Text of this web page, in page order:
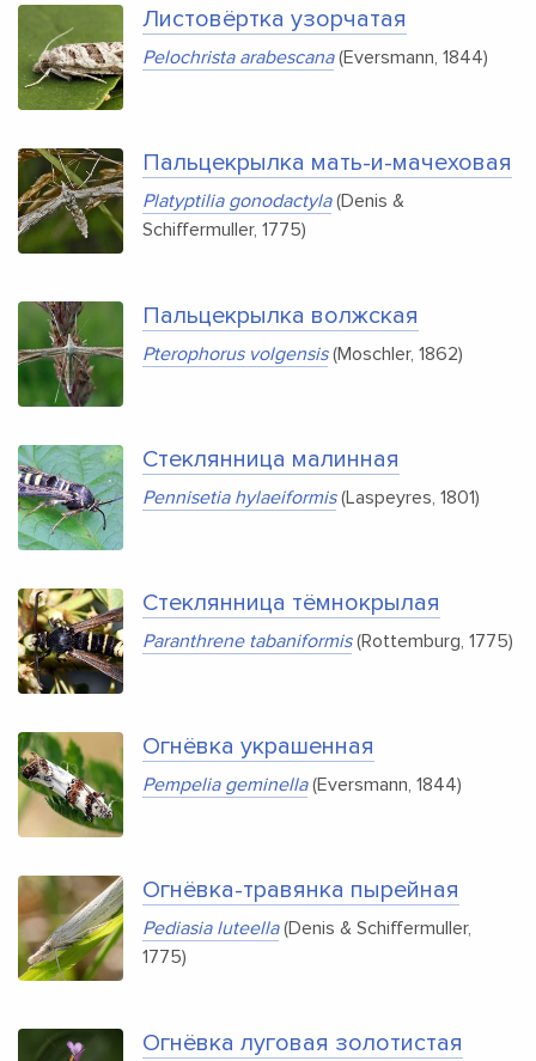
Листовёртка узорчатая
Pelochrista arabescana(Eversmann, 1844)
Пальцекрылка мать-и-мачеховая
Platyptilia gonodactyla(Denis &
Schiffermuller, 1775)
Пальцекрылка волжская
Pterophorus volgensis(Moschler, 1862)
Стеклянница малинная
Pennisetia hylaeiformis(Laspeyres, 1801)
Стеклянница тёмнокрылая
Paranthrene tabaniformis(Rottemburg, 1775)
Огнёвка украшенная
Pempelia geminella(Eversmann, 1844)
Огнёвка-травянка пырейная
Pediasia luteella(Denis & Schiffermuller,
1775)
Огнёвка луговая золотистая